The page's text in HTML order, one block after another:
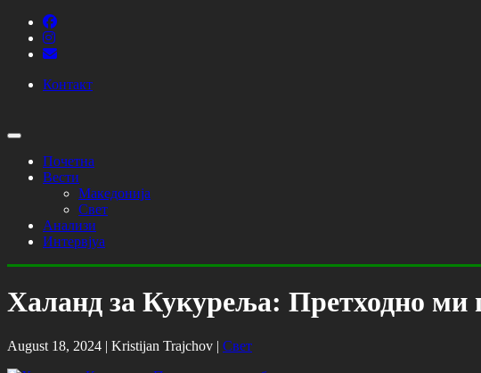
Контакт
Почетна
Вести
Македонија
Свет
Анализи
Интервјуа
Халанд за Кукуреља: Претходно ми
August 18, 2024 | Kristijan Trajchov | Свет